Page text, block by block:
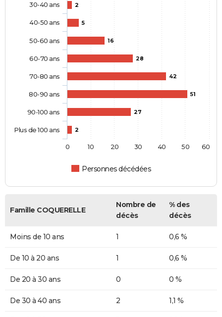
2
5
16
28
42
51
27
2
Personnes décédées
30-40 ans
40-50 ans
50-60 ans
60-70 ans
70-80 ans
80-90 ans
90-100 ans
Plus de 100 ans
0 10 20 30 40 50 60
Famille COQUERELLE
Nombre de
décès
% des
décès
Moins de 10 ans 1 0,6 %
De 10 à 20 ans 1 0,6 %
De 20 à 30 ans 0 0 %
De 30 à 40 ans 2 1,1 %